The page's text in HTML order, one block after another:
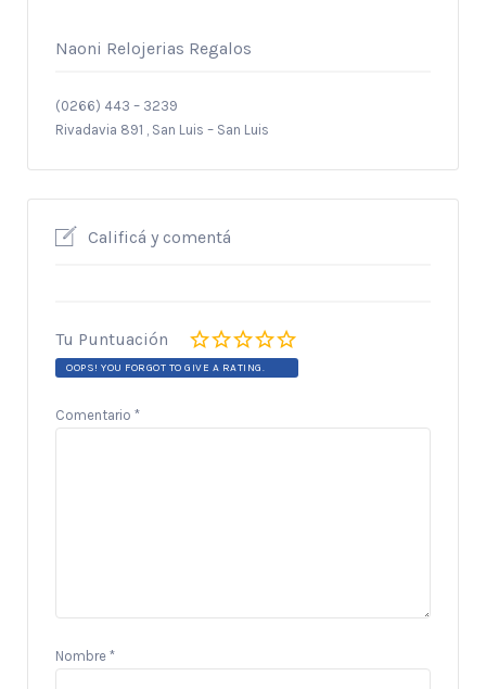
Naoni Relojerias Regalos
(0266) 443 – 3239
Rivadavia 891 , San Luis – San Luis
Calificá y comentá
Tu Puntuación
OOPS! YOU FORGOT TO GIVE A RATING.
Comentario *
Nombre *